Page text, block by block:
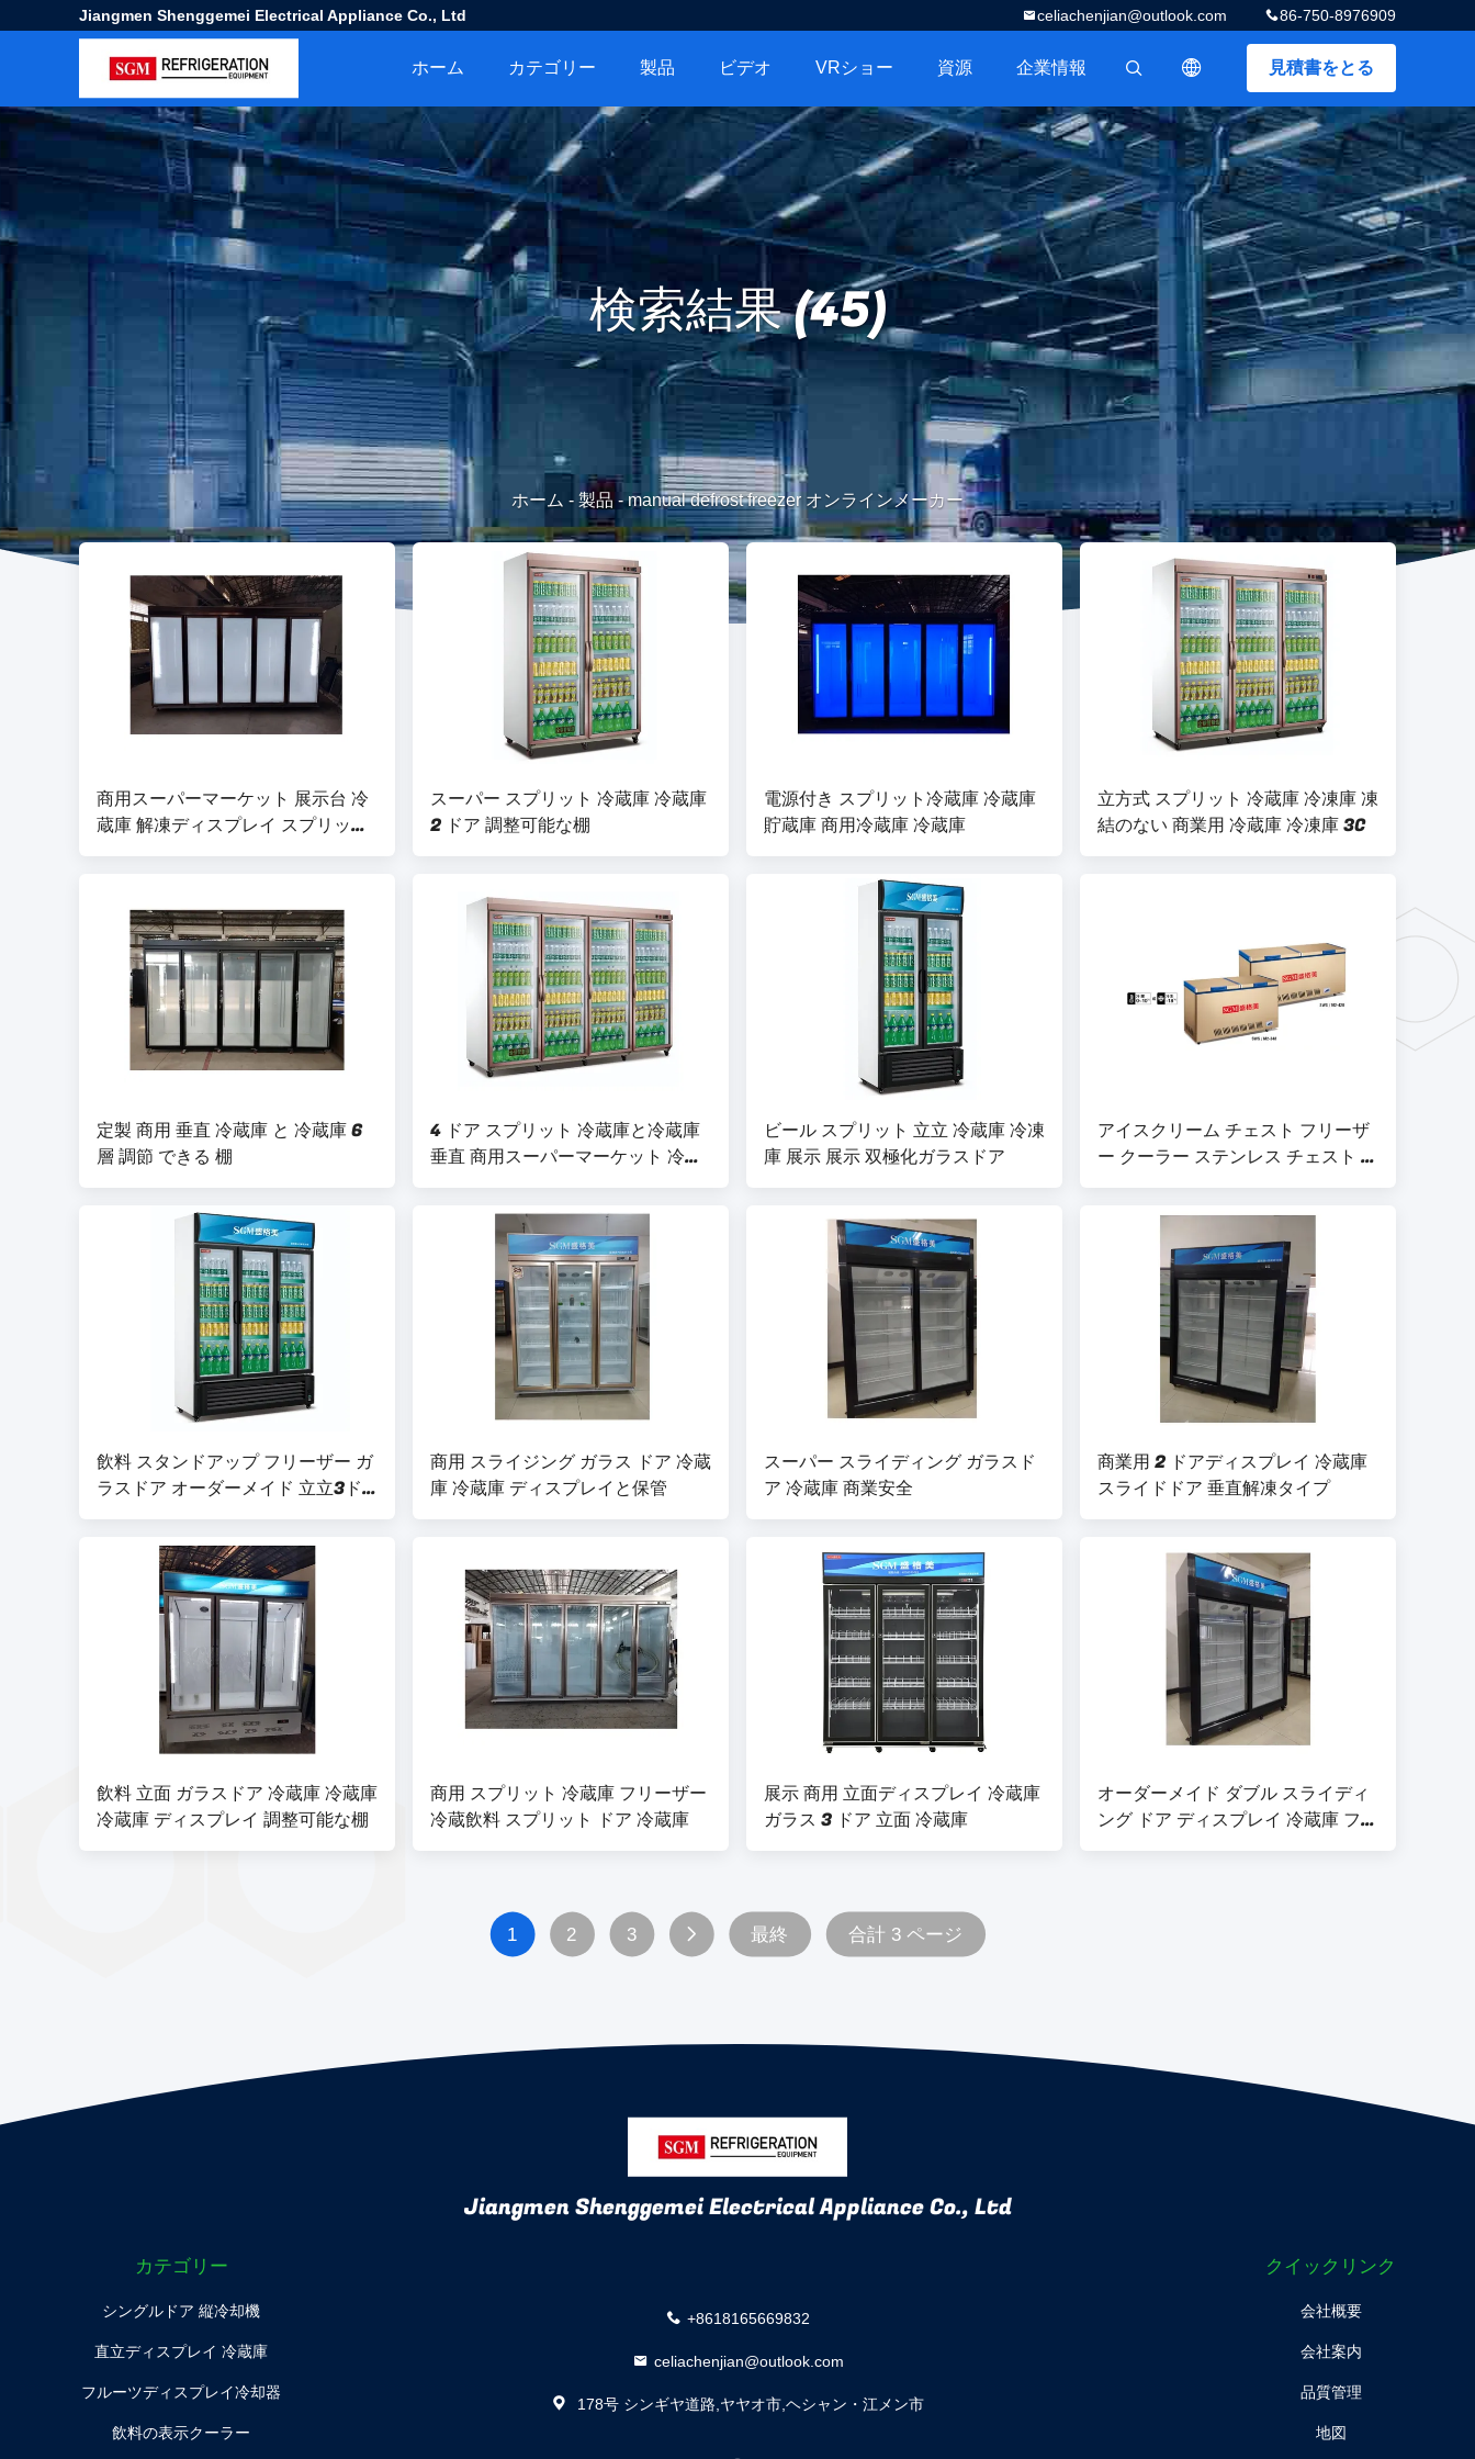
Jiangmen Shenggemei Electrical Appliance Co., Ltd 86-750-8976909
celiachenjian@outlook.com
見積書をとる
描述
ホーム カテゴリー 製品 ビデオ VRショー 資源 企業情報
検索結果 (45)
ホーム - 製品-manual defrost freezer オンラインメーカー
商用スーパーマーケット 展示台 冷
蔵庫 解凍ディスプレイ スプリット
クーラー
スーパー スプリット 冷蔵庫 冷蔵庫
2 ドア 調整可能な棚
電源付き スプリット冷蔵庫 冷蔵庫
貯蔵庫 商用冷蔵庫 冷蔵庫
立方式 スプリット 冷蔵庫 冷凍庫 凍
結のない 商業用 冷蔵庫 冷凍庫 3C
定製 商用 垂直 冷蔵庫 と 冷蔵庫 6
層 調節 できる 棚
4 ドア スプリット 冷蔵庫と冷蔵庫
垂直 商用スーパーマーケット 冷蔵
庫
ビール スプリット 立立 冷蔵庫 冷凍
庫 展示 展示 双極化ガラスドア
アイスクリーム チェスト フリーザ
ー クーラー ステンレス チェスト フ
リーザー 島
飲料 スタンドアップ フリーザー ガ
ラスドア オーダーメイド 立立3ド
アディスプレイ 冷蔵庫
商用 スライジング ガラス ドア 冷蔵
庫 冷蔵庫 ディスプレイと保管
スーパー スライディング ガラスド
ア 冷蔵庫 商業安全
商業用 2 ドアディスプレイ 冷蔵庫
スライドドア 垂直解凍タイプ
飲料 立面 ガラスドア 冷蔵庫 冷蔵庫
冷蔵庫 ディスプレイ 調整可能な棚
商用 スプリット 冷蔵庫 フリーザー
冷蔵飲料 スプリット ドア 冷蔵庫
展示 商用 立面ディスプレイ 冷蔵庫
ガラス 3 ドア 立面 冷蔵庫
オーダーメイド ダブル スライディ
ング ドア ディスプレイ 冷蔵庫 フリ
ーザー 調整可能なワイヤレフ
1 2 3 最終 合計 3 ページ
Jiangmen Shenggemei Electrical Appliance Co., Ltd
カテゴリー
シングルドア 縦冷却機
直立ディスプレイ 冷蔵庫
フルーツディスプレイ冷却器
飲料の表示クーラー
+8618165669832
celiachenjian@outlook.com
178号 シンギヤ道路,ヤヤオ市,ヘシャン・江メン市
クイックリンク
会社概要
会社案内
品質管理
地図